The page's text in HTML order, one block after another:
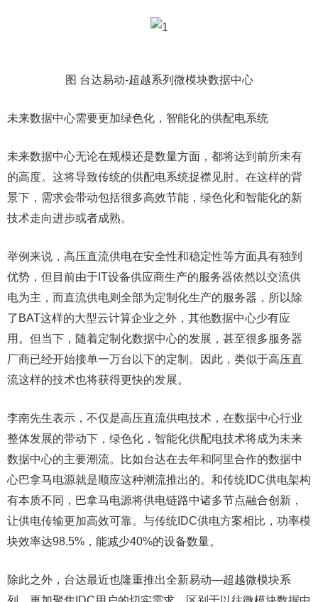
图 台达易动-超越系列微模块数据中心
未来数据中心需要更加绿色化，智能化的供配电系统
未来数据中心无论在规模还是数量方面，都将达到前所未有
的高度。这将导致传统的供配电系统捉襟见肘。在这样的背
景下，需求会带动包括很多高效节能，绿色化和智能化的新
技术走向进步或者成熟。
举例来说，高压直流供电在安全性和稳定性等方面具有独到
优势，但目前由于IT设备供应商生产的服务器依然以交流供
电为主，而直流供电则全部为定制化生产的服务器，所以除
了BAT这样的大型云计算企业之外，其他数据中心少有应
用。但当下，随着定制化数据中心的发展，甚至很多服务器
厂商已经开始接单一万台以下的定制。因此，类似于高压直
流这样的技术也将获得更快的发展。
李南先生表示，不仅是高压直流供电技术，在数据中心行业
整体发展的带动下，绿色化，智能化供配电技术将成为未来
数据中心的主要潮流。比如台达在去年和阿里合作的数据中
心巴拿马电源就是顺应这种潮流推出的。和传统IDC供电架构
有本质不同，巴拿马电源将供电链路中诸多节点融合创新，
让供电传输更加高效可靠。与传统IDC供电方案相比，功率模
块效率达98.5%，能减少40%的设备数量。
除此之外，台达最近也隆重推出全新易动—超越微模块系